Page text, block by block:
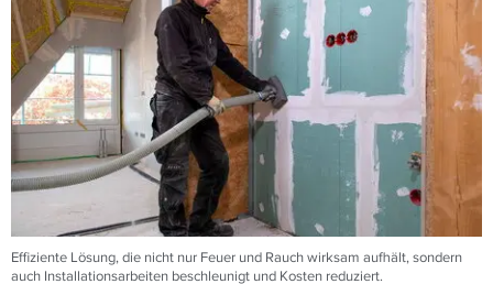
Effiziente Lösung, die nicht nur Feuer und Rauch wirksam aufhält, sondern
auch Installationsarbeiten beschleunigt und Kosten reduziert.